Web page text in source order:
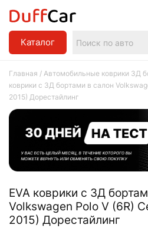
Каталог
Главная / Автомобильные коврики 3Д
коврики c 3Д бортами в салон
2015) Дорестайлинг
EVA коврики c 3Д
Volkswagen Polo V (6R)
2015) Дорестайлинг